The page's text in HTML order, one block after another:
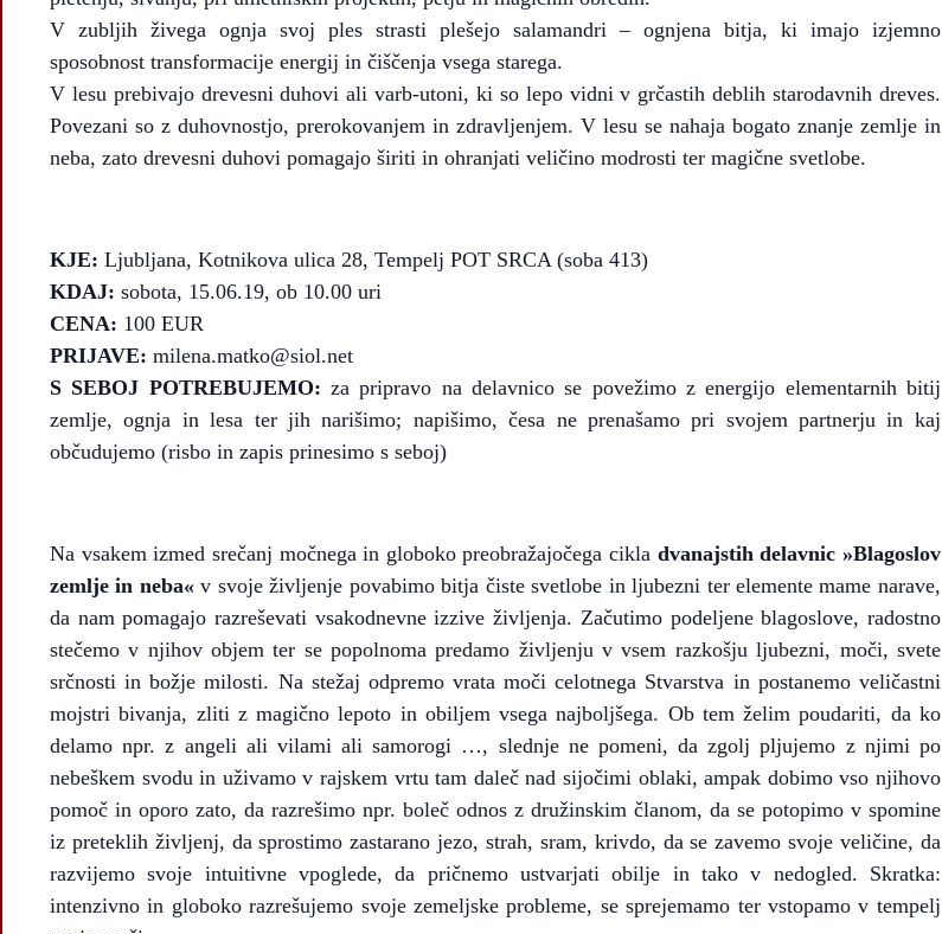
V zubljih živega ognja svoj ples strasti plešejo salamandri – ognjena bitja, ki imajo izjemno
sposobnost transformacije energij in čiščenja vsega starega.
V lesu prebivajo drevesni duhovi ali varb-utoni, ki so lepo vidni v grčastih deblih starodavnih dreves.
Povezani so z duhovnostjo, prerokovanjem in zdravljenjem. V lesu se nahaja bogato znanje zemlje in
neba, zato drevesni duhovi pomagajo širiti in ohranjati veličino modrosti ter magične svetlobe.
KJE: Ljubljana, Kotnikova ulica 28, Tempelj POT SRCA (soba 413)
KDAJ: sobota, 15.06.19, ob 10.00 uri
CENA: 100 EUR
PRIJAVE: milena.matko@siol.net
S SEBOJ POTREBUJEMO: za pripravo na delavnico se povežimo z energijo elementarnih bitij
zemlje, ognja in lesa ter jih narišimo; napišimo, česa ne prenašamo pri svojem partnerju in kaj
občudujemo (risbo in zapis prinesimo s seboj)
Na vsakem izmed srečanj močnega in globoko preobražajočega cikla dvanajstih delavnic »Blagoslov
zemlje in neba«v svoje življenje povabimo bitja čiste svetlobe in ljubezni ter elemente mame narave,
da nam pomagajo razreševati vsakodnevne izzive življenja. Začutimo podeljene blagoslove, radostno
stečemo v njihov objem ter se popolnoma predamo življenju v vsem razkošju ljubezni, moči, svete
srčnosti in božje milosti. Na stežaj odpremo vrata moči celotnega Stvarstva in postanemo veličastni
mojstri bivanja, zliti z magično lepoto in obiljem vsega najboljšega. Ob tem želim poudariti, da ko
delamo npr. z angeli ali vilami ali samorogi …, slednje ne pomeni, da zgolj pljujemo z njimi po
nebeškem svodu in uživamo v rajskem vrtu tam daleč nad sijočimi oblaki, ampak dobimo vso njihovo
pomoč in oporo zato, da razrešimo npr. boleč odnos z družinskim članom, da se potopimo v spomine
iz preteklih življenj, da sprostimo zastarano jezo, strah, sram, krivdo, da se zavemo svoje veličine, da
razvijemo svoje intuitivne vpoglede, da pričnemo ustvarjati obilje in tako v nedogled. Skratka:
intenzivno in globoko razrešujemo svoje zemeljske probleme, se sprejemamo ter vstopamo v tempelj